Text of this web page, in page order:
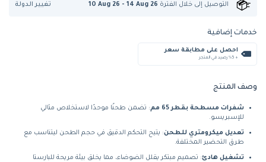
التوصيل إلى خلال الفترة 10 Aug 26 - 14 Aug 26 تغيير الدولة
خدمات إضافية
احصل على مطابقة سعر
+ %5 رصيد في المتجر
وصف المنتج
شفرات مسطحة بقطر 65 مم
: تضمن طحنًا موحدًا لاستخلاص مثالي
للإسبريسو.
تعديل ميكرومتري للطحن: يتيح التحكم الدقيق في حجم الطحن ليتناسب مع
طرق التحضير المختلفة.
تشغيل هادئ: تصميم مبتكر يقلل الضوضاء، مما يخلق بيئة مريحة للبارستا